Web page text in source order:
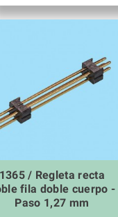
1365 / Regleta recta
fila doble cuerpo -
Paso 1,27 mm